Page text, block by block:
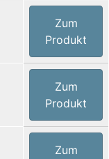
Zum
Produkt
Zum
Produkt
Zum